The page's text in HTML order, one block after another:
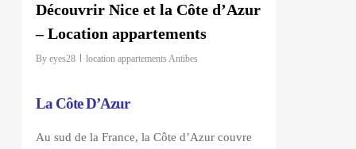
Découvrir Nice et la Côte d’Azur
– Location appartements
By eyes28 location appartements Antibes
La Côte D’Azur
Au sud de la France, la Côte d’Azur couvre